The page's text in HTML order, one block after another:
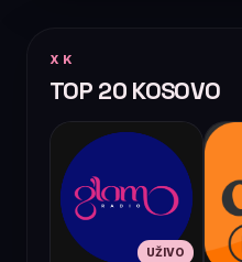
XK
TOP 20 KOSOVO
UŽIVO